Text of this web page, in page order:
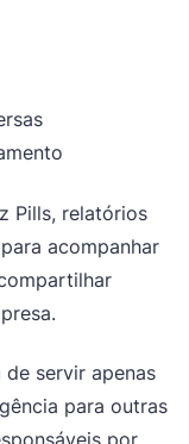
Pills, relatórios
acompanhar
servir apenas
para outras